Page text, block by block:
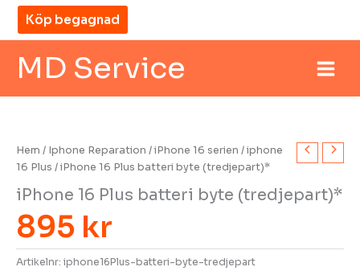
Hoppa
innehåll
Köp begagnad
MD Service
Hem / Iphone Reparation /iPhone 16 serien /iphone
16 Plus / iPhone 16 Plus batteri byte (tredjepart)*
iPhone 16 Plus batteri byte (tredjepart)*
895 kr
Artikelnr: iphone16Plus-batteri-byte-tredjepart